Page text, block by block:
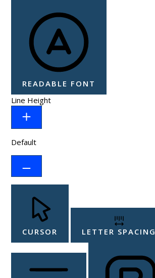
READABLE FONT
Line Height
Default
CURSOR LETTER SPACING